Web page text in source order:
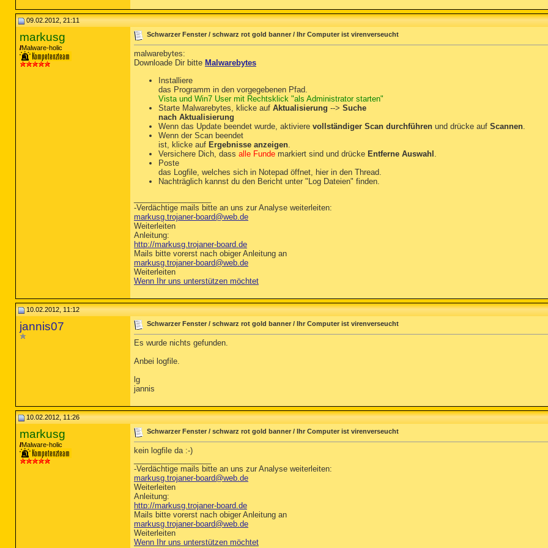
09.02.2012, 21:11
markusg
Malware-holic
Schwarzer Fenster / schwarz rot gold banner / Ihr Computer ist virenverseucht
malwarebytes:
Downloade Dir bitte Malwarebytes
Installiere
das Programm in den vorgegebenen Pfad.
Vista und Win7 User mit Rechtsklick "als Administrator starten"
Starte Malwarebytes, klicke auf Aktualisierung --> Suche
nach Aktualisierung
Wenn das Update beendet wurde, aktiviere vollständiger Scan durchführen und drücke auf Scannen
Wenn der Scan beendet
ist, klicke auf Ergebnisse anzeigen
Versichere Dich, dass alle Funde markiert sind und drücke Entferne Auswahl
Poste
das Logfile, welches sich in Notepad öffnet, hier in den Thread.
Nachträglich kannst du den Bericht unter "Log Dateien" finden.
-Verdächtige mails bitte an uns zur Analyse weiterleiten:
markusg.trojaner-board@web.de
Weiterleiten
Anleitung:
http://markusg.trojaner-board.de
Mails bitte vorerst nach obiger Anleitung an
markusg.trojaner-board@web.de
Weiterleiten
Wenn Ihr uns unterstützen möchtet
10.02.2012, 11:12
jannis07 Schwarzer Fenster / schwarz rot gold banner / Ihr Computer ist virenverseucht
Es wurde nichts gefunden.
Anbei logfile.
lg
jannis
10.02.2012, 11:26
markusg
Malware-holic
Schwarzer Fenster / schwarz rot gold banner / Ihr Computer ist virenverseucht
kein logfile da :-)
-Verdächtige mails bitte an uns zur Analyse weiterleiten:
markusg.trojaner-board@web.de
Weiterleiten
Anleitung:
http://markusg.trojaner-board.de
Mails bitte vorerst nach obiger Anleitung an
markusg.trojaner-board@web.de
Weiterleiten
Wenn Ihr uns unterstützen möchtet